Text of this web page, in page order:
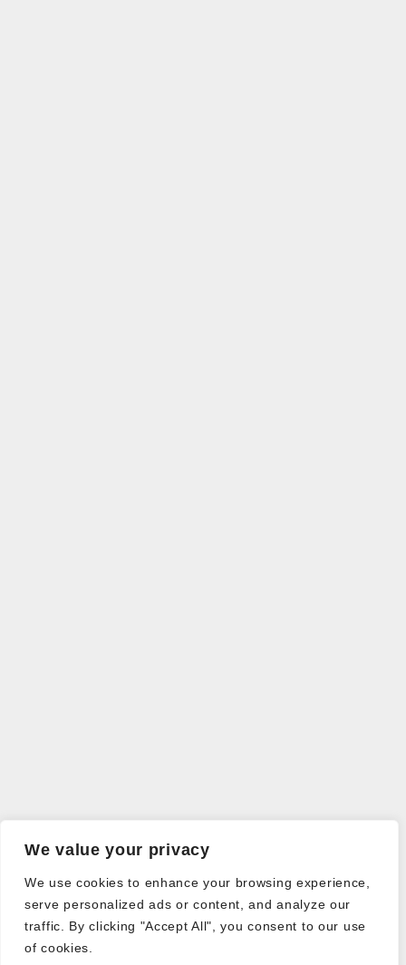
We value your privacy
We use cookies to enhance your browsing experience,
serve personalized ads or content, and analyze our
traffic. By clicking "Accept All", you consent to our use
of cookies.